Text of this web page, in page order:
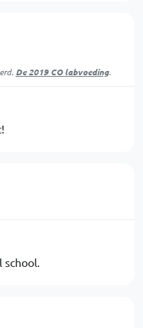
De 2019 CO labvoeding.
school.